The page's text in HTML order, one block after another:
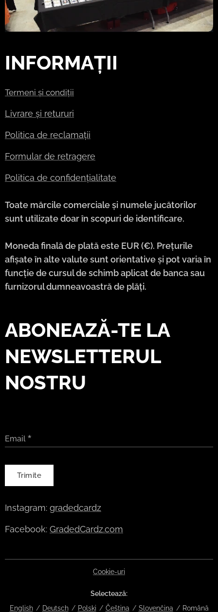
INFORMAȚII
Termeni și condiții
Livrare și retururi
Politica de reclamații
Formular de retragere
Politica de confidențialitate
Toate mărcile comerciale și numele jucătorilor
sunt utilizate doar în scopuri de identificare.
Moneda finală de plată este EUR (€). Prețurile
afișate în alte valute sunt orientative și pot varia în
funcție de cursul de schimb aplicat de banca sau
furnizorul dumneavoastră de plăți.
ABONEAZĂ-TE LA
NEWSLETTERUL
NOSTRU
Email
Trimite
Instagram: gradedcardz
Facebook: GradedCardz.com
Cookie-uri
Selectează
English
Deutsch Polski Čeština Slovenčina Română